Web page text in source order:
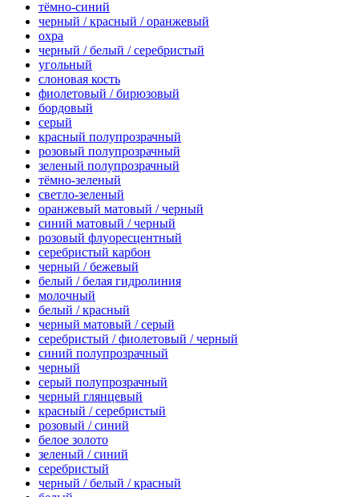
тёмно-синий
черный / красный / оранжевый
охра
черный / белый / серебристый
угольный
слоновая кость
фиолетовый / бирюзовый
бордовый
серый
красный полупрозрачный
розовый полупрозрачный
зеленый полупрозрачный
тёмно-зеленый
светло-зеленый
оранжевый матовый / черный
синий матовый / черный
розовый флуоресцентный
серебристый карбон
черный / бежевый
белый / белая гидролиния
молочный
белый / красный
черный матовый / серый
серебристый / фиолетовый / черный
синий полупрозрачный
черный
серый полупрозрачный
черный глянцевый
красный / серебристый
розовый / синий
белое золото
зеленый / синий
серебристый
черный / белый / красный